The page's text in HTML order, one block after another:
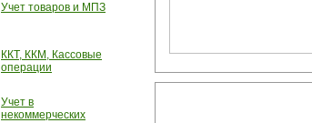
Учет товаров и МПЗ
ККТ, ККМ, Кассовые
операции
Учет в
некоммерческих